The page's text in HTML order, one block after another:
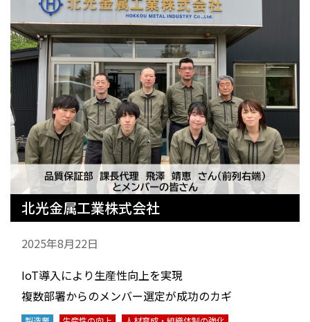
北光金属工業株式会社
2025年8月22日
IoT導入により生産性向上を実現
複数部署からのメンバー選定が成功のカギ